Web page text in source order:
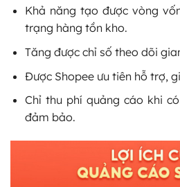
Khả năng tạo được vòng
trạng hàng tồn kho.
Tăng được chỉ số theo dõi
Được Shopee ưu tiên hỗ trợ,
Chỉ thu phí quảng cáo khi
đảm bảo.